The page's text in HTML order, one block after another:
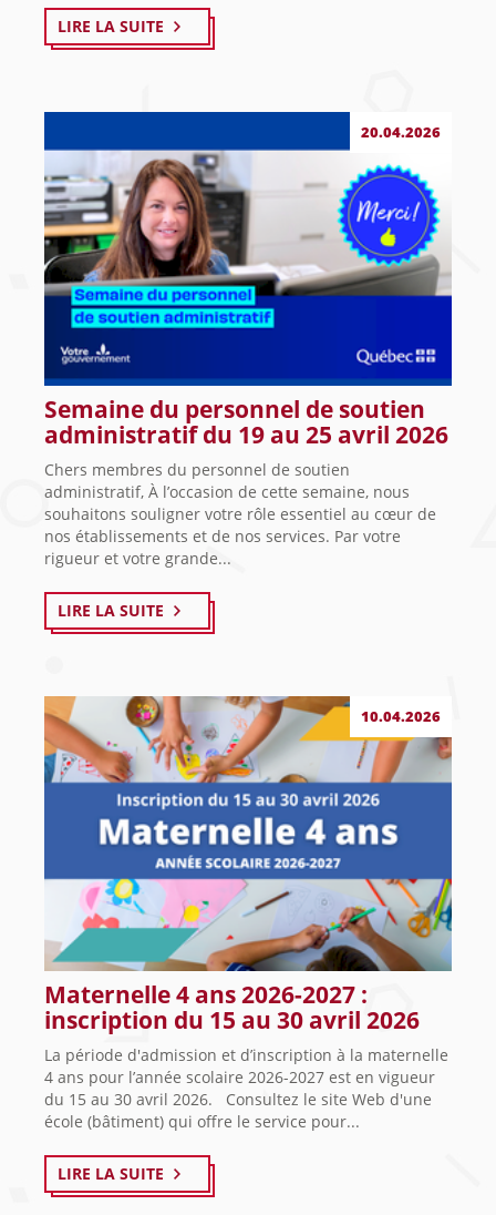
LIRE LA SUITE
20.04.2026
Semaine du personnel de soutien
administratif du 19 au 25 avril 2026
Chers membres du personnel de soutien
administratif, À l’occasion de cette semaine, nous
souhaitons souligner votre rôle essentiel au cœur de
nos établissements et de nos services. Par votre
rigueur et votre grande...
LIRE LA SUITE
10.04.2026
Maternelle 4 ans 2026-2027 :
inscription du 15 au 30 avril 2026
La période d'admission et d’inscription à la maternelle
4 ans pour l’année scolaire 2026-2027 est en vigueur
du 15 au 30 avril 2026. Consultez le site Web d'une
école (bâtiment) qui offre le service pour...
LIRE LA SUITE